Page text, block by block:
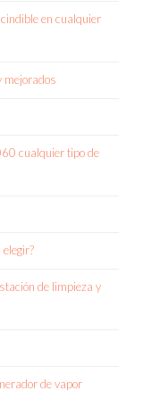
en cualquier
mejorados
cualquier tipo de
de limpieza y
de vapor